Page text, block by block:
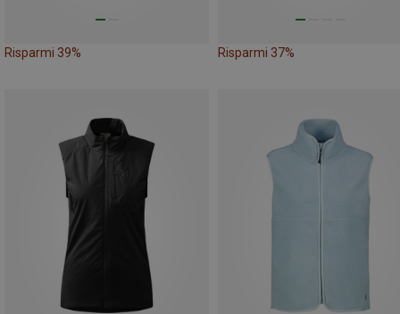
Risparmi 39% Risparmi 37%